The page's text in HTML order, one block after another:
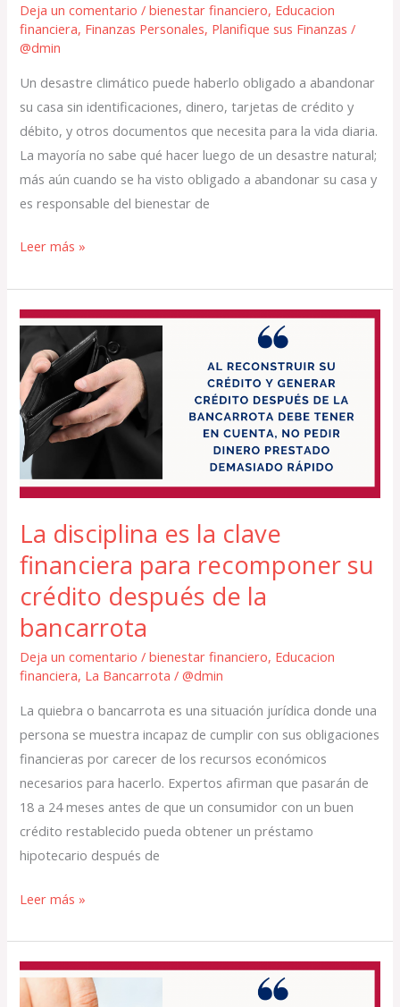
Deja un comentario /bienestar financiero, Educacion
financiera, Finanzas Personales, Planifique sus Finanzas /
@dmin
Un desastre climático puede haberlo obligado a abandonar
su casa sin identificaciones, dinero, tarjetas de crédito y
débito, y otros documentos que necesita para la vida diaria.
La mayoría no sabe qué hacer luego de un desastre natural;
más aún cuando se ha visto obligado a abandonar su casa y
es responsable del bienestar de
Leer más »
La disciplina es la clave
financiera para recomponer su
crédito después de la
bancarrota
Deja un comentario /bienestar financiero, Educacion
financiera, La Bancarrota /@dmin
La quiebra o bancarrota es una situación jurídica donde una
persona se muestra incapaz de cumplir con sus obligaciones
financieras por carecer de los recursos económicos
necesarios para hacerlo. Expertos afirman que pasarán de
18 a 24 meses antes de que un consumidor con un buen
crédito restablecido pueda obtener un préstamo
hipotecario después de
La
disciplina
es
la
clave
financiera
para
recomponer
crédito
después
la
bancarrota
Leer más »
Mejore
su